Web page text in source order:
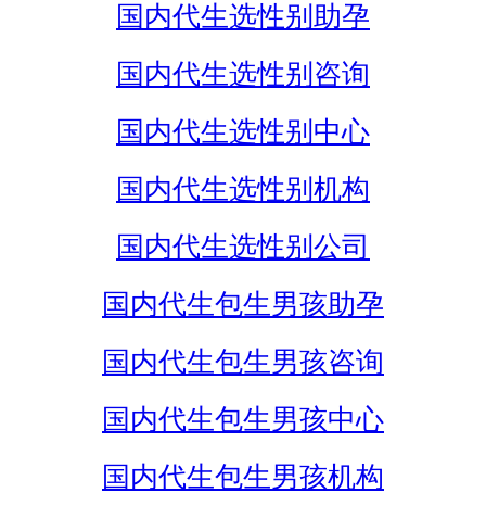
国内代生选性别助孕
国内代生选性别咨询
国内代生选性别中心
国内代生选性别机构
国内代生选性别公司
国内代生包生男孩助孕
国内代生包生男孩咨询
国内代生包生男孩中心
国内代生包生男孩机构